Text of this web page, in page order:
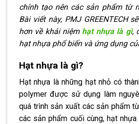
chính tạo nên các sản phẩm từ
Bài viết này, PMJ GREENTECH
hơn về khái niệm hạt nhựa là gì,
hạt nhựa phổ biến và ứng dụng
Hạt nhựa là gì?
Hạt nhựa là những hạt nhỏ có
polymer được sử dụng làm
quá trình sản xuất các sản phẩm
các sản phẩm cuối cùng, hạt